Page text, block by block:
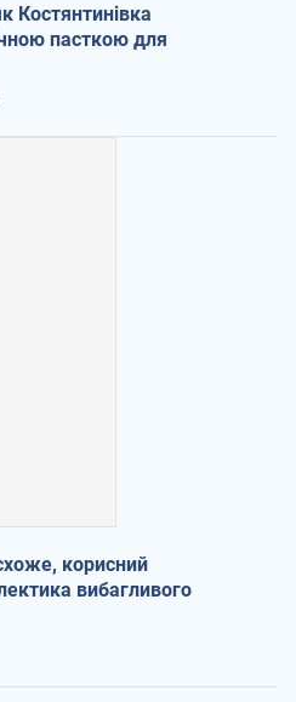
Костянтинівка
пасткою для
корисний
вибагливого